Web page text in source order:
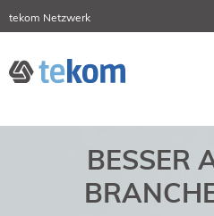
tekom Netzwerk
tech-writer.info
Tagungen
NORDIC TechKomm Stockholm
18.-19. März 2027
Information Energy
BESSER